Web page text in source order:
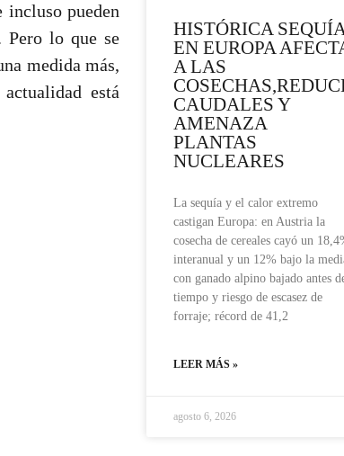
incluso pueden
Pero lo que se
medida más,
está
HISTÓRICA
EN EUROPA
A LAS
CAUDALES Y
AMENAZA
PLANTAS
NUCLEARES
La sequía y el calor extremo
castigan Europa: en Austria la
cosecha de cereales cayó un
interanual y un 12% bajo la
con ganado alpino bajado antes
tiempo y riesgo de escasez de
forraje; récord de 41,2
LEER MÁS »
agosto 6, 2026